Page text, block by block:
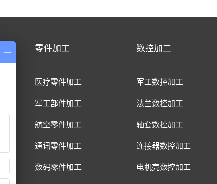
零件加工
医疗零件加工
军工部件加工
航空零件加工
通讯零件加工
数码零件加工
数控加工
军工数控加工
法兰数控加工
轴套数控加工
连接器数控加工
电机壳数控加工